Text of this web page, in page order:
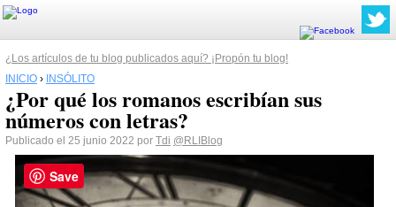
¿Los artículos de tu blog publicados aquí? ¡Propón tu blog!
INICIO › INSÓLITO
¿Por qué los romanos escribían sus
números con letras?
Publicado el 25 junio 2022 por Tdi @RLIBlog
Save